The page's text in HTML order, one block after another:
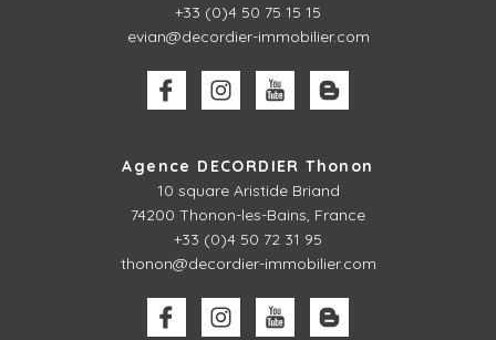
+33 (0)4 50 75 15 15
evian@decordier-immobilier.com
Agence DECORDIER Thonon
10 square Aristide Briand
74200 Thonon-les-Bains, France
+33 (0)4 50 72 31 95
thonon@decordier-immobilier.com